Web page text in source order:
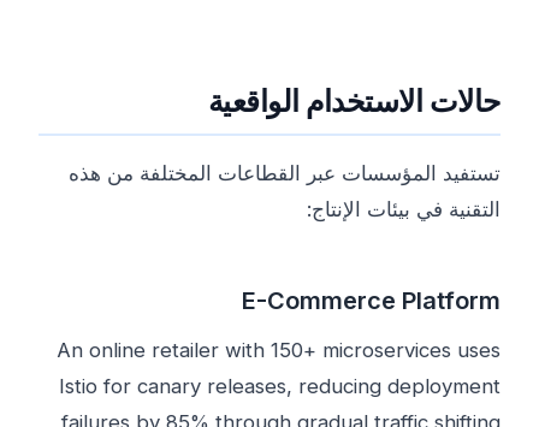
حالات الاستخدام الواقعية
تستفيد المؤسسات عبر القطاعات المختلفة من هذه
التقنية في بيئات الإنتاج:
E-Commerce Platform
An online retailer with 150+ microservices uses
Istio for canary releases, reducing deployment
failures by 85% through gradual traffic shifting